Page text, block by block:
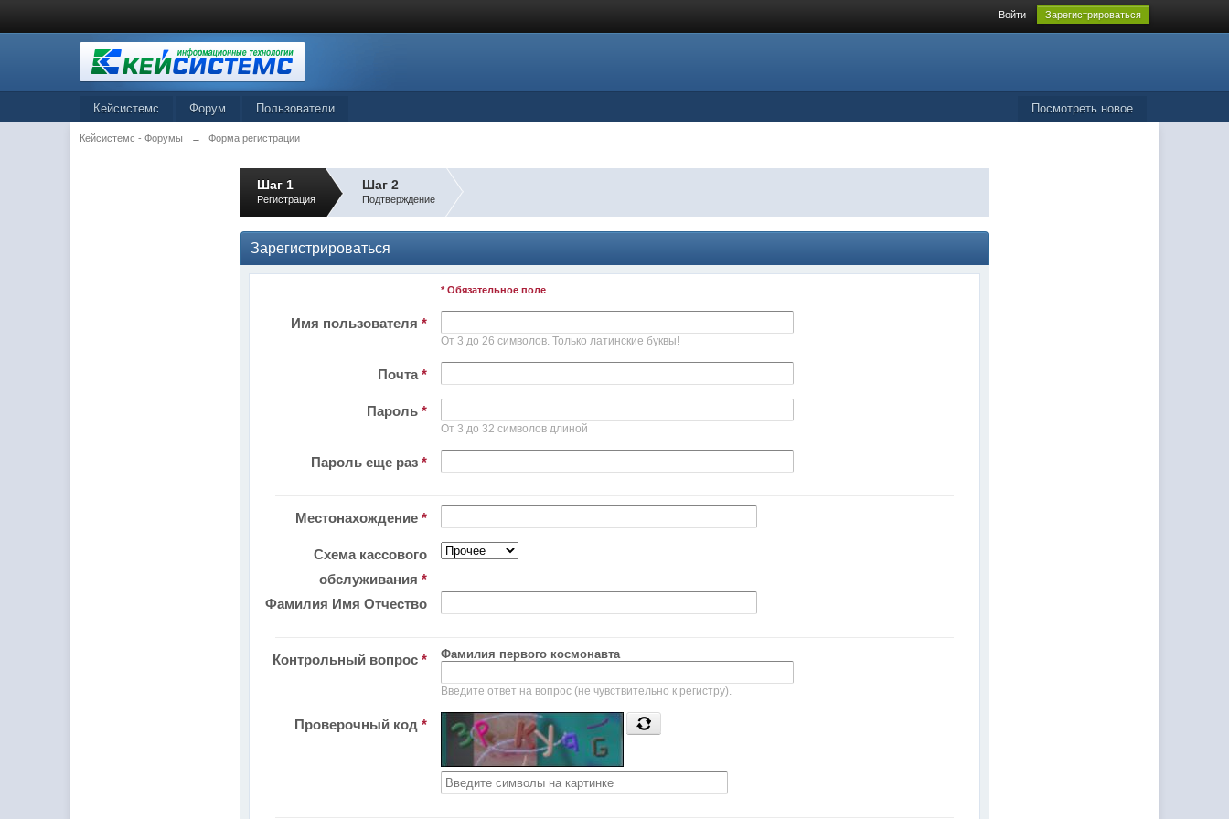
Войти Зарегистрироваться
Посмотреть новое
Кейсистемс Форум Пользователи
Кейсистемс - Форумы → Форма регистрации
Шаг 1
Регистрация
Шаг 2
Подтверждение
Зарегистрироваться
* Обязательное поле
Имя пользователя *
От 3 до 26 символов. Только латинские буквы!
Почта*
Пароль *
От 3 до 32 символов длиной
Пароль еще раз *
Местонахождение *
Схема кассового
обслуживания *
Фамилия Имя Отчество
Контрольный вопрос * Фамилия первого космонавта
Введите ответ на вопрос (не чувствительно к регистру).
Проверочный код *